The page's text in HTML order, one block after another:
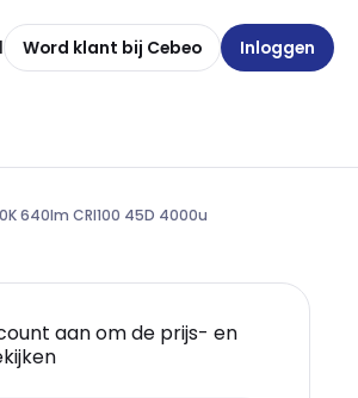
Word klant bij Cebeo Inloggen
640lm CRI100 45D 4000u
aan om de prijs- en